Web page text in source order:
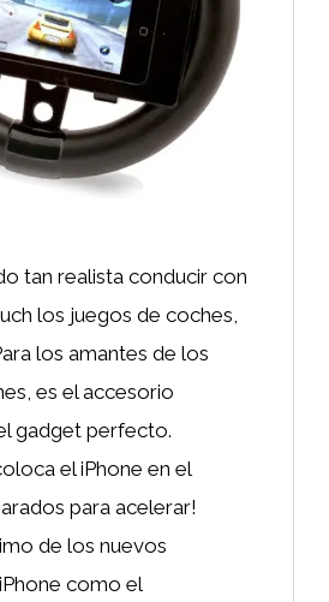
tan realista conducir con
los juegos de coches,
los amantes de los
es el accesorio
gadget perfecto.
el iPhone en el
para acelerar!
de los nuevos
como el